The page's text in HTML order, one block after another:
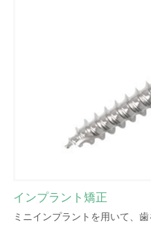
インプラント矯正
ミニインプラントを用いて、